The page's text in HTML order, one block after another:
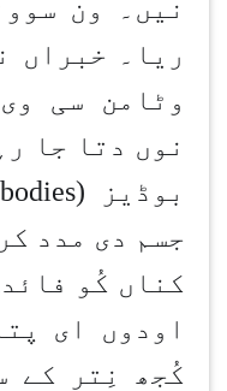
نیں۔ ون
ریا۔ خبراں
وٹامن سی
نوں دتا جا
بوڈیز
جسم دی مدد
کناں کُو
اودوں ای
کُجھ نِتر کے